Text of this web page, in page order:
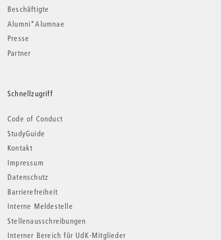
Beschäftigte
Alumni*Alumnae
Presse
Partner
Schnellzugriff
Code of Conduct
StudyGuide
Kontakt
Impressum
Datenschutz
Barrierefreiheit
Interne Meldestelle
Stellenausschreibungen
Interner Bereich für UdK-Mitglieder